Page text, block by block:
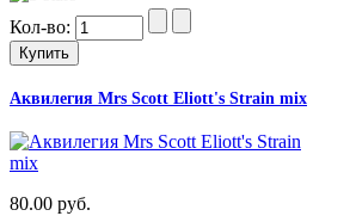
Кол-во:
Аквилегия Mrs Scott Eliott's Strain mix
80.00 руб.